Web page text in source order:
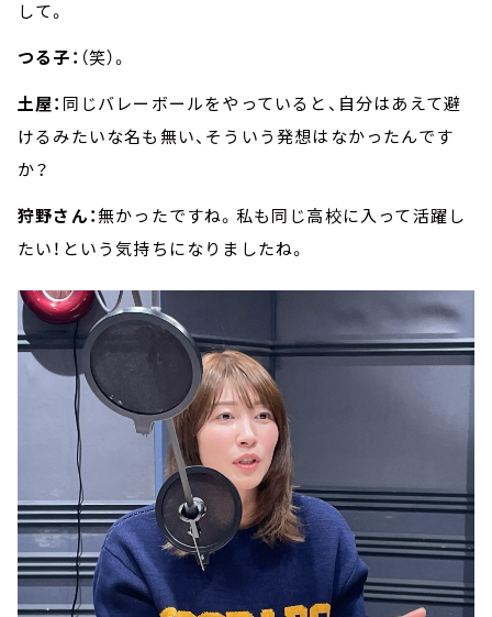
して。
つる子： （笑）。
土屋： 同じバレーボールをやっていると、自分はあえて避
けるみたいな名も無い、そういう発想はなかったんです
か？
狩野さん：無かったですね。私も同じ高校に入って活躍し
たい！という気持ちになりましたね。